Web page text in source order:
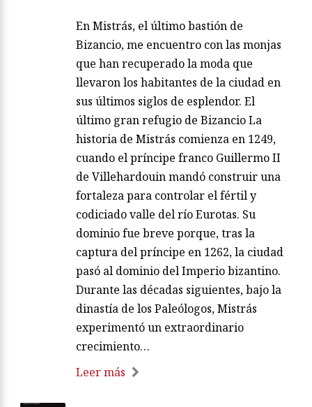
En Mistrás, el último bastión de
Bizancio, me encuentro con las monjas
que han recuperado la moda que
llevaron los habitantes de la ciudad en
sus últimos siglos de esplendor. El
último gran refugio de Bizancio La
historia de Mistrás comienza en 1249,
cuando el príncipe franco Guillermo II
de Villehardouin mandó construir una
fortaleza para controlar el fértil y
codiciado valle del río Eurotas. Su
dominio fue breve porque, tras la
captura del príncipe en 1262, la ciudad
pasó al dominio del Imperio bizantino.
Durante las décadas siguientes, bajo la
dinastía de los Paleólogos, Mistrás
experimentó un extraordinario
crecimiento…
Leer más